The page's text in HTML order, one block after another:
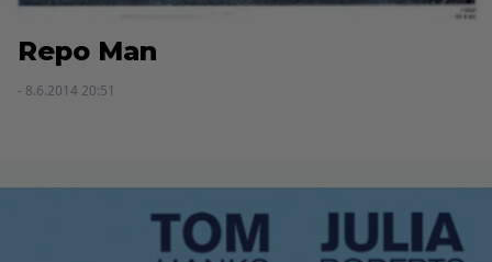
Repo Man
- 8.6.2014 20:51